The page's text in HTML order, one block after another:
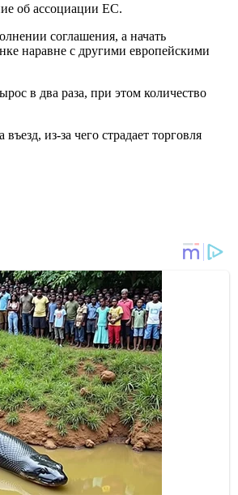
об ассоциации ЕС.
соглашения, а начать
наравне с другими европейскими
в два раза, при этом количество
из-за чего страдает торговля